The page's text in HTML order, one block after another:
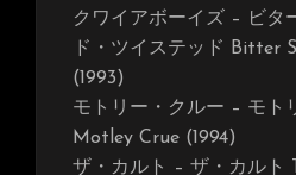
クワイアボーイズ – ビタ
ド・ツイステッド Bitter
(1993)
モトリー・クルー – モト
Motley Crue (1994)
ザ・カルト – ザ・カルト